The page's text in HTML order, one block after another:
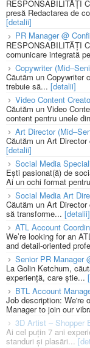
RESPONSABILITĂȚI
presă Redactarea de
[detalii]
PR Manager @
RESPONSABILITĂȚI
comunicare integrată
Copywriter
Căutăm un Copywriter
trebuie să... [detalii]
Video Content
Căutăm un Video
content pentru unele
Art Director
Căutăm un Art
[detalii]
Social Media
Ești pasionat(ă) de
Ai un ochi format
Social Media Art
Căutăm un Art
să transforme... [detalii]
ATL Account
We’re looking for an
and detail-oriented
Senior PR Manager
La Golin Ketchum,
experiență, care știe...
BTL Account
Job description: We're
Manager to join our
3D Artist – Shopper
Ai cel puțin 7 ani
standuri și plasări...